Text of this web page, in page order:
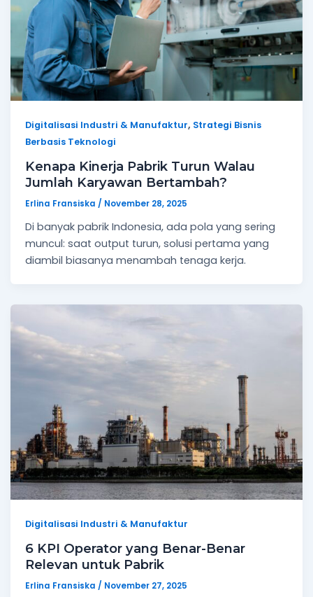
Digitalisasi Industri & Manufaktur, Strategi Bisnis
Berbasis Teknologi
Kenapa Kinerja Pabrik Turun Walau
Jumlah Karyawan Bertambah?
Erlina Fransiska / November 28, 2025
Di banyak pabrik Indonesia, ada pola yang sering
muncul: saat output turun, solusi pertama yang
diambil biasanya menambah tenaga kerja.
Digitalisasi Industri & Manufaktur
6 KPI Operator yang Benar-Benar
Relevan untuk Pabrik
Erlina Fransiska / November 27, 2025